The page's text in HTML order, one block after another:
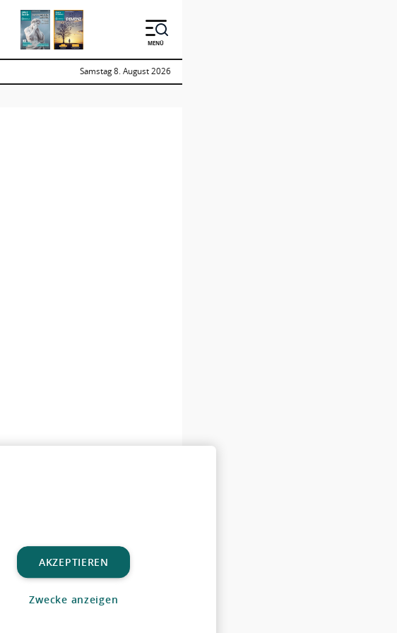
MENÜ
Samstag 8. August 2026
AKZEPTIEREN
Zwecke anzeigen